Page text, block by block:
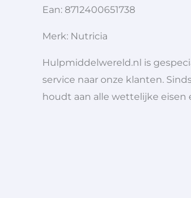
Ean: 8712400651738
Merk: Nutricia
Hulpmiddelwereld.nl is
service naar onze klanten.
houdt aan alle wettelijke